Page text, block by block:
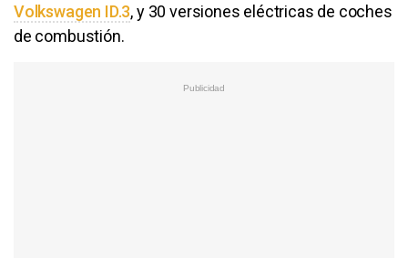
Volkswagen ID.3, y 30 versiones eléctricas de coches
de combustión.